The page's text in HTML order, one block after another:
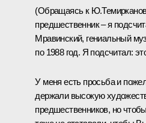
(Обращаясь к
предшественник – я
Мравинский, гениальный
по 1988 год. Я подсчитал:
У меня есть просьба и
держали высокую
предшественников, но